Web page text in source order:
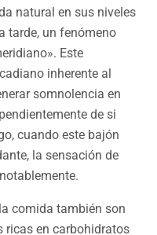
natural en sus niveles
tarde, un fenómeno
Este
inherente al
somnolencia en
de si
cuando este bajón
la sensación de
comida también son
ricas en carbohidratos